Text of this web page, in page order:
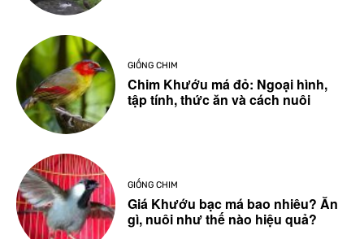
GIỐNG CHIM
Chim Khướu má đỏ: Ngoại hình,
tập tính, thức ăn và cách nuôi
GIỐNG CHIM
Giá Khướu bạc má bao nhiêu? Ăn
gì, nuôi như thế nào hiệu quả?